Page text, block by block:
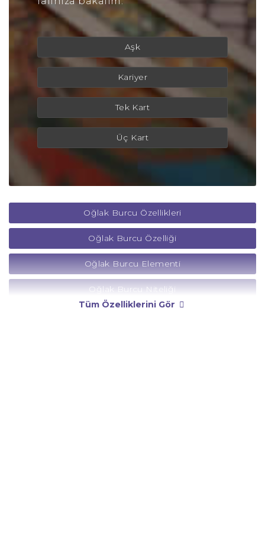
Aşk
Kariyer
Tek Kart
Üç Kart
Oğlak Burcu Özellikleri
Oğlak Burcu Özelliği
Oğlak Burcu Elementi
Oğlak Burcu Niteliği
Tüm Özelliklerini Gör